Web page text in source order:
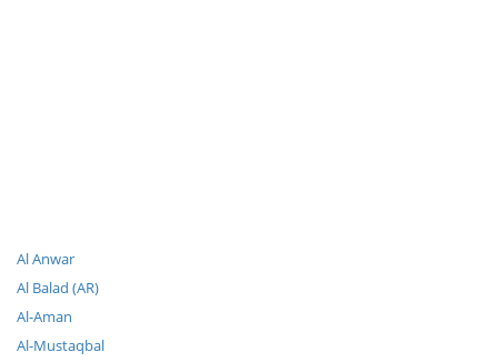
Al Anwar
Al Balad (AR)
Al-Aman
Al-Mustaqbal